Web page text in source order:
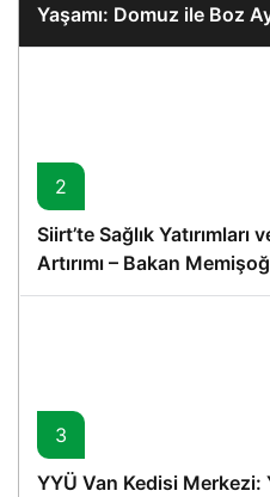
Yaşamı: Domuz ile Boz
2
Siirt’te Sağlık
Artırımı – Bakan
3
YYÜ Van Kedisi